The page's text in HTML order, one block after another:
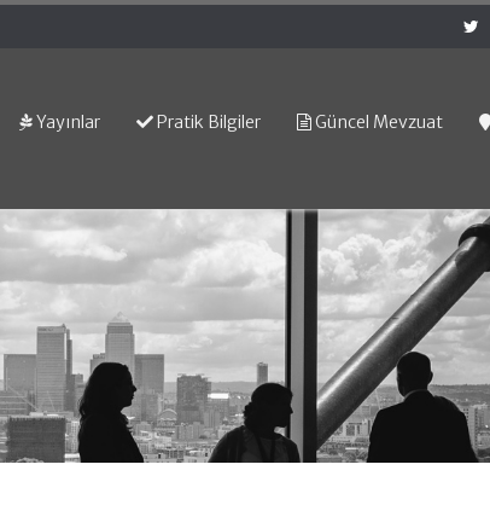
Yayınlar Pratik Bilgiler Güncel Mevzuat